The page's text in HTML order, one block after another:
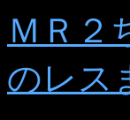
ＭＲ２
のレス